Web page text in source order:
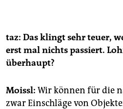
taz: Das klingt sehr teuer,
erst mal nichts passiert.
überhaupt?
Moissl: Wir können für die
zwar Einschläge von